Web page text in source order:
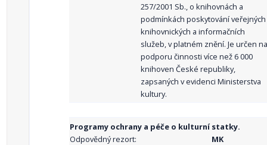
257/2001 Sb., o knihovnách a
podmínkách poskytování veřejných
knihovnických a informačních
služeb, v platném znění. Je určen na
podporu činnosti více než 6 000
knihoven České republiky,
zapsaných v evidenci Ministerstva
kultury.
Programy ochrany a péče o kulturní statky.
Odpovědný rezort:
MK